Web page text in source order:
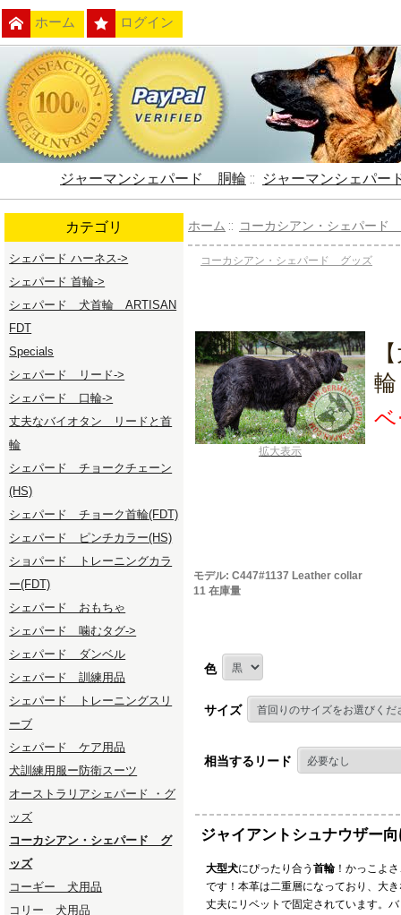
ホーム ログイン
ジャーマンシェパード 胴輪 :: ジャーマンシェパ
カテゴリ
シェパード ハーネス->
シェパード 首輪->
シェパード 犬首輪 ARTISAN
FDT
Specials
シェパード リード->
シェパード 口輪->
丈夫なバイオタン リードと首
輪
シェパード チョークチェーン
(HS)
シェパード チョーク首輪(FDT)
シェパード ピンチカラー(HS)
ショパード トレーニングカラ
ー(FDT)
シェパード おもちゃ
シェパード 噛むタグ->
シェパード ダンベル
シェパード 訓練用品
シェパード トレーニングスリ
ーブ
シェパード ケア用品
犬訓練用服ー防衛スーツ
オーストラリアシェパード ・グ
ッズ
コーカシアン・シェパード グ
ッズ
コーギー 犬用品
コリー 犬用品
ホーム :: コーカシアン・シェパード
コーカシアン・シェパード グッズ
拡大表示
ベ
モデル: C447#1137 Leather collar
11 在庫量
色
サイズ
相当するリード
ジャイアントシュナウザー
大型犬にぴったり合う 首輪！かっこよ
です！本革は二重層になっており、大
丈夫にリベットで固定されています。